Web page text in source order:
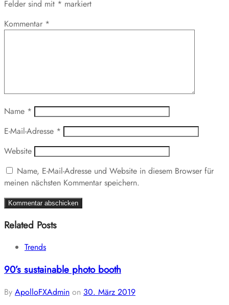
Felder sind mit * markiert
Kommentar *
Name *
E-Mail-Adresse *
Website
Name, E-Mail-Adresse und Website in diesem Browser für
meinen nächsten Kommentar speichern.
Related Posts
Trends
90’s sustainable photo booth
By ApolloFXAdmin on 30. März 2019